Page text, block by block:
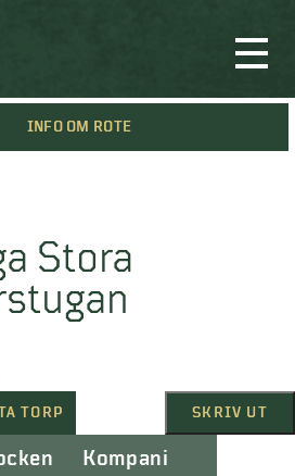
INFO OM ROTE
Stora
TORP SKRIV UT
Kompani